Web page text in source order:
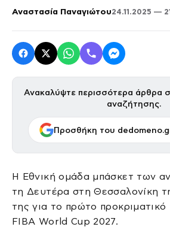
Αναστασία Παναγιώτου24.11.2025 —
Ανακαλύψτε περισσότερα άρθρα
αναζήτησης.
Προσθήκη του
Η Εθνική ομάδα μπάσκετ των
τη Δευτέρα στη Θεσσαλονίκη
της για το πρώτο
FIBA World Cup 2027.